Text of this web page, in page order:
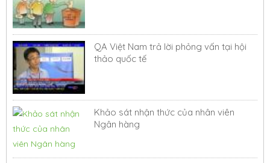
QA Việt Nam trả lời phỏng vấn tại hội
thảo quốc tế
Khảo sát nhận thức của nhân viên
Ngân hàng